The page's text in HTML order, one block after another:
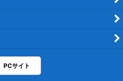
PCサイト